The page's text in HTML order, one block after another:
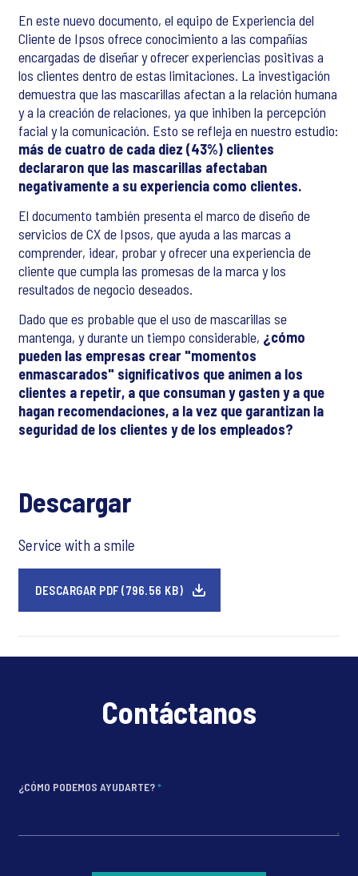
En este nuevo documento, el equipo de Experiencia del
Cliente de Ipsos ofrece conocimiento a las compañías
encargadas de diseñar y ofrecer experiencias positivas a
los clientes dentro de estas limitaciones. La investigación
demuestra que las mascarillas afectan a la relación humana
y a la creación de relaciones, ya que inhiben la percepción
facial y la comunicación. Esto se refleja en nuestro estudio:
más de cuatro de cada diez (43%) clientes
declararon que las mascarillas afectaban
negativamente a su experiencia como clientes.
El documento también presenta el marco de diseño de
servicios de CX de Ipsos, que ayuda a las marcas a
comprender, idear, probar y ofrecer una experiencia de
cliente que cumpla las promesas de la marca y los
resultados de negocio deseados.
Dado que es probable que el uso de mascarillas se
mantenga, y durante un tiempo considerable, ¿cómo
pueden las empresas crear "momentos
enmascarados" significativos que animen a los
clientes a repetir, a que consuman y gasten y a que
hagan recomendaciones, a la vez que garantizan la
seguridad de los clientes y de los empleados?
Descargar
Service with a smile
DESCARGAR PDF (796.56 KB)
Contáctanos
¿CÓMO PODEMOS AYUDARTE?*